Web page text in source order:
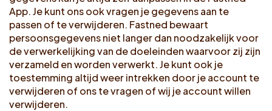
App. Je kunt ons ook vragen je gegevens aan te
passen of te verwijderen. Fastned bewaart
persoonsgegevens niet langer dan noodzakelijk voor
de verwerkelijking van de doeleinden waarvoor zij zijn
verzameld en worden verwerkt. Je kunt ook je
toestemming altijd weer intrekken door je account te
verwijderen of ons te vragen of wij je account willen
verwijderen.